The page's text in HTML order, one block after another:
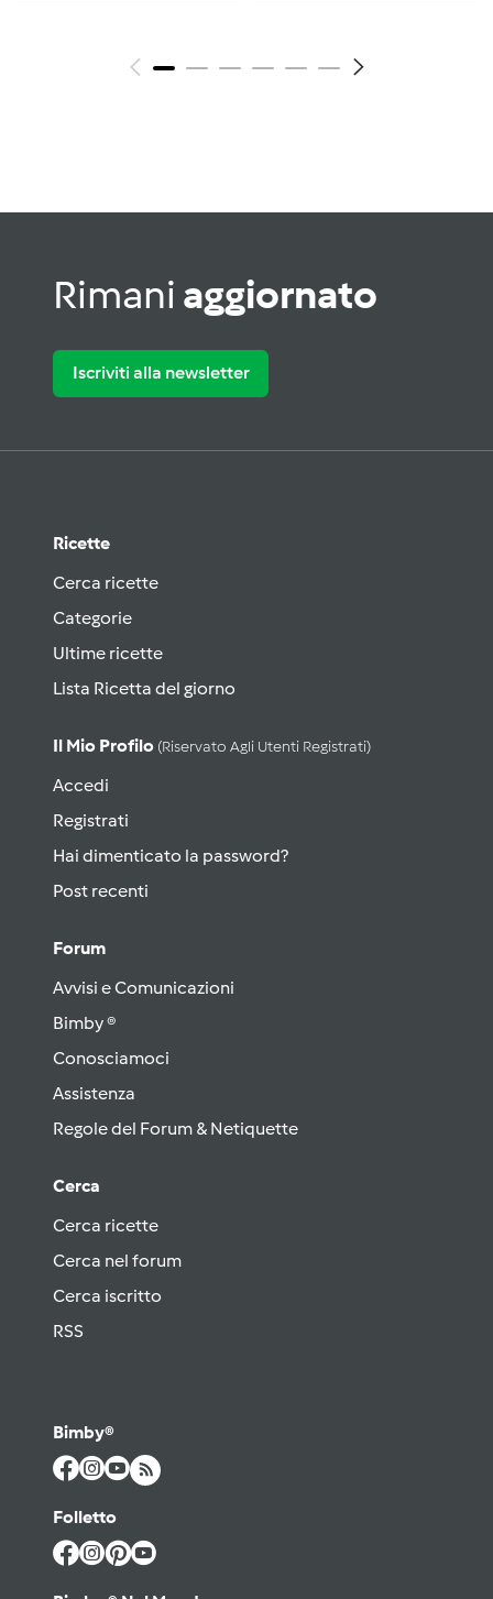
Rimani aggiornato
Iscriviti alla newsletter
Ricette
Cerca ricette
Categorie
Ultime ricette
Lista Ricetta del giorno
Il Mio Profilo (riservato Agli Utenti Registrati)
Accedi
Registrati
Hai dimenticato la password?
Post recenti
Forum
Avvisi e Comunicazioni
Bimby ®
Conosciamoci
Assistenza
Regole del Forum & Netiquette
Cerca
Cerca ricette
Cerca nel forum
Cerca iscritto
RSS
Bimby®
Folletto